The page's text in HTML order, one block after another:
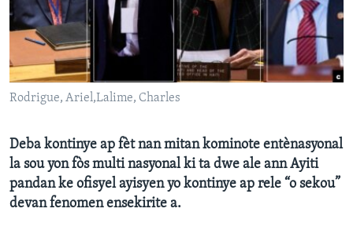
Languages
Rodrigue, Ariel,Lalime, Charles
Deba kontinye ap fèt nan mitan kominote entènasyonal
la sou yon fòs multi nasyonal ki ta dwe ale ann Ayiti
pandan ke ofisyel ayisyen yo kontinye ap rele “o sekou”
devan fenomen ensekirite a.